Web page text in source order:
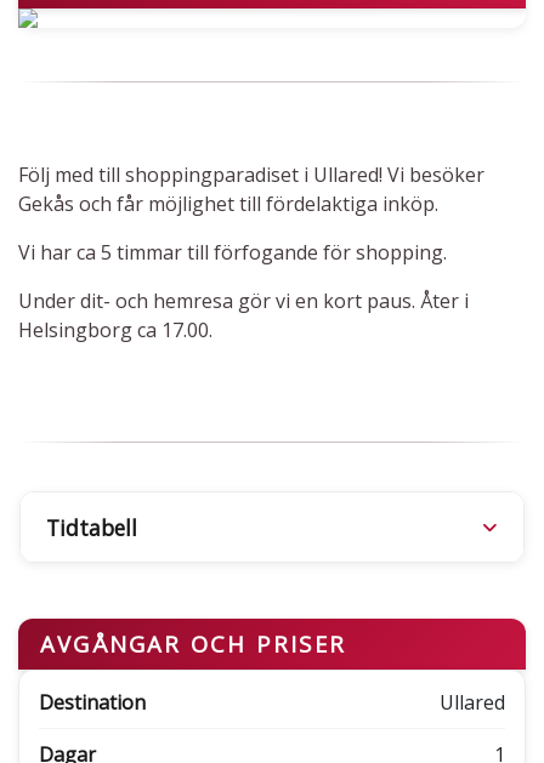
Följ med till shoppingparadiset i Ullared! Vi besöker
Gekås och får möjlighet till fördelaktiga inköp.
Vi har ca 5 timmar till förfogande för shopping.
Under dit- och hemresa gör vi en kort paus. Åter i
Helsingborg ca 17.00.
Tidtabell
AVGÅNGAR OCH PRISER
Ullared
1